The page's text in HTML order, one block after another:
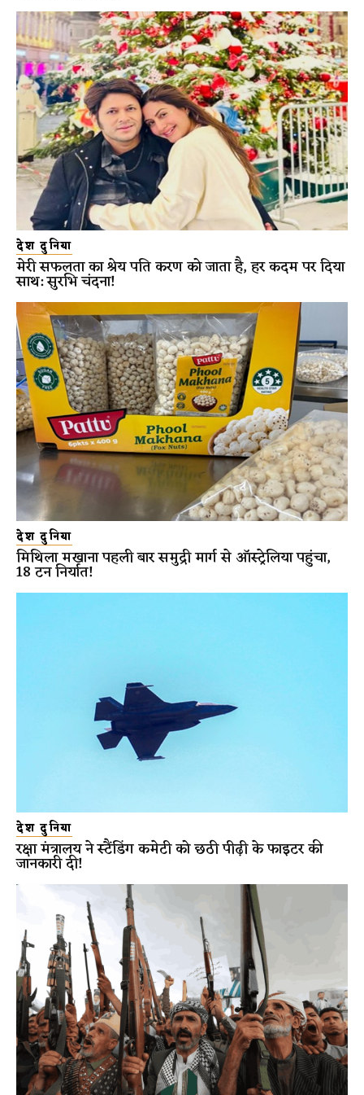
देश दुनिया
मेरी सफलता का श्रेय पति करण को जाता है, हर कदम पर दिया
साथ: सुरभि चंदना!
देश दुनिया
मिथिला मखाना पहली बार समुद्री मार्ग से ऑस्ट्रेलिया पहुंचा,
18 टन निर्यात!
देश दुनिया
रक्षा मंत्रालय ने स्टैंडिंग कमेटी को छठी पीढ़ी के फाइटर की
जानकारी दी!